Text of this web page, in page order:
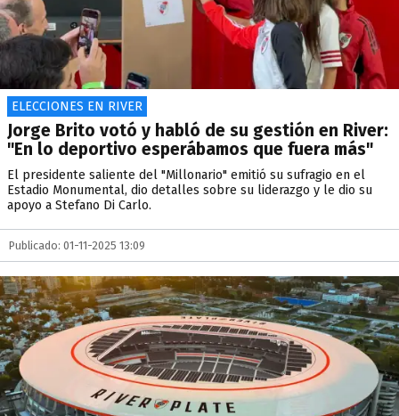
ELECCIONES EN RIVER
Jorge Brito votó y habló de su gestión en River:
"En lo deportivo esperábamos que fuera más"
El presidente saliente del "Millonario" emitió su sufragio en el
Estadio Monumental, dio detalles sobre su liderazgo y le dio su
apoyo a Stefano Di Carlo.
Publicado: 01-11-2025 13:09